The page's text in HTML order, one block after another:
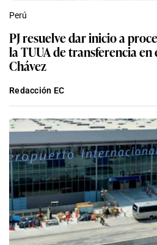
Perú
PJ resuelve dar inicio a
la TUUA de transferencia
Chávez
Redacción EC